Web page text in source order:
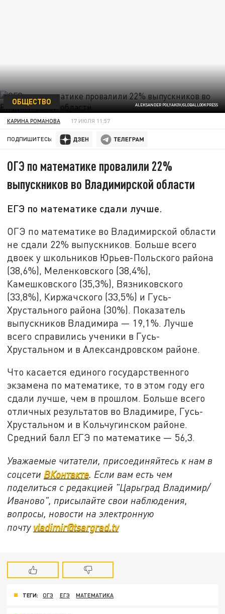
ALEKSANDER POLYAKOV/GLOBALLOOKPRESS
ОБЩЕСТВО
КАРИНА РОМАНОВА 17 ИЮЛЯ 11:57
ПОДПИШИТЕСЬ:
ОГЭ по математике провалили 22%
выпускников во Владимирской области
ЕГЭ по математике сдали лучше.
ОГЭ по математике во Владимирской области
не сдали 22% выпускников. Больше всего
двоек у школьников Юрьев-Польского района
(38,6%), Меленковского (38,4%),
Камешковского (35,3%), Вязниковского
(33,8%), Киржачского (33,5%) и Гусь-
Хрустального района (30%). Показатель
выпускников Владимира — 19,1%. Лучше
всего справились ученики в Гусь-
Хрустальном и в Александровском районе.
Что касается единого государственного
экзамена по математике, то в этом году его
сдали лучше, чем в прошлом. Больше всего
отличных результатов во Владимире, Гусь-
Хрустальном и в Кольчугинском районе.
Средний балл ЕГЭ по математике — 56,3.
Уважаемые читатели, присоединяйтесь к нам в
соцсети ВКонтакте. Если вам есть чем
поделиться с редакцией "Царьград Владимир/
Иваново", присылайте свои наблюдения,
вопросы, новости на электронную
почту vladimir@tsargrad.tv
ТЕГИ: ОГЭ ЕГЭ МАТЕМАТИКА